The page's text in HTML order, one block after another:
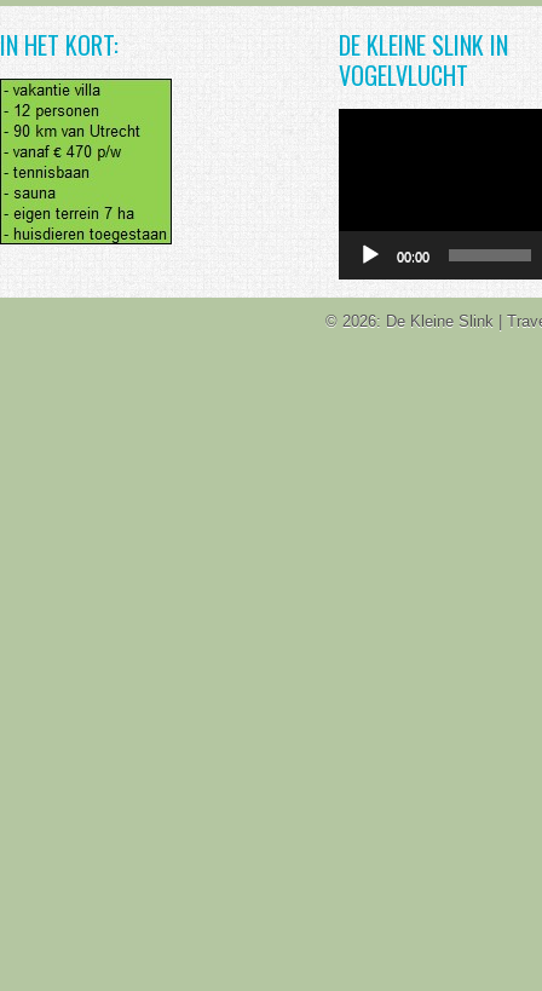
IN HET KORT:
DE KLEINE SLINK IN
VOGELVLUCHT
00:00
© 2026: De Kleine Slink |